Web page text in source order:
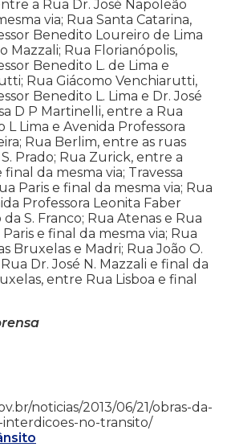
a Rua Dr. José Napoleão
via; Rua Santa Catarina,
Benedito Loureiro de Lima
Mazzali; Rua Florianópolis,
Benedito L. de Lima e
Rua Giácomo Venchiarutti,
Benedito L. Lima e Dr. José
D P Martinelli, entre a Rua
L Lima e Avenida Professora
Rua Berlim, entre as ruas
Prado; Rua Zurick, entre a
final da mesma via; Travessa
Paris e final da mesma via; Rua
Professora Leonita Faber
S. Franco; Rua Atenas e Rua
e final da mesma via; Rua
Bruxelas e Madri; Rua João O.
Dr. José N. Mazzali e final da
entre Rua Lisboa e final
noticias/2013/06/21/obras-da-
interdicoes-no-transito/